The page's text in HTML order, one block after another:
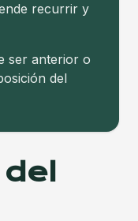
recurrir y
ser anterior o
del